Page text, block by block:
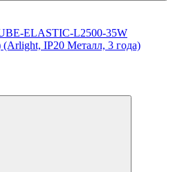
ELASTIC-L2500-35W
IP20 Металл, 3 года)